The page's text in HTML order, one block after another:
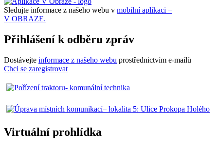
Sledujte informace z našeho webu v mobilní aplikaci –
V OBRAZE.
Přihlášení k odběru zpráv
Dostávejte informace z našeho webu prostřednictvím e-mailů
Chci se zaregistrovat
Virtuální prohlídka